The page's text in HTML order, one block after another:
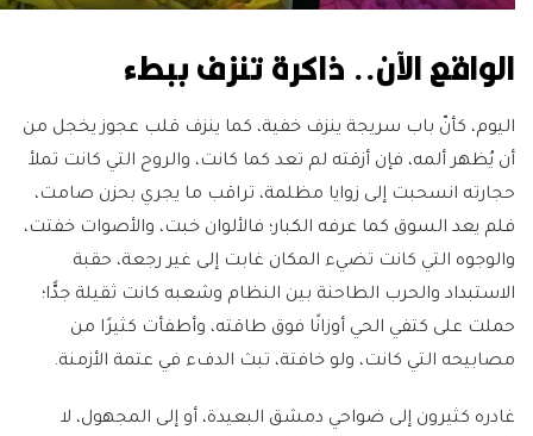
الواقع الآن.. ذاكرة تنزف ببطء
اليوم، كأنّ باب سريجة ينزف خفية، كما ينزف قلب عجوز يخجل من
أن يُظهر ألمه، فإن أزقته لم تعد كما كانت، والروح التي كانت تملأ
حجارته انسحبت إلى زوايا مظلمة، تراقب ما يجري بحزن صامت،
فلم يعد السوق كما عرفه الكبار؛ فالألوان خبت، والأصوات خفتت،
والوجوه التي كانت تضيء المكان غابت إلى غير رجعة، حقبة
الاستبداد والحرب الطاحنة بين النظام وشعبه كانت ثقيلة جدًّا؛
حملت على كتفي الحي أوزانًا فوق طاقته، وأطفأت كثيرًا من
مصابيحه التي كانت، ولو خافتة، تبث الدفء في عتمة الأزمنة.
غادره كثيرون إلى ضواحي دمشق البعيدة، أو إلى المجهول، لا